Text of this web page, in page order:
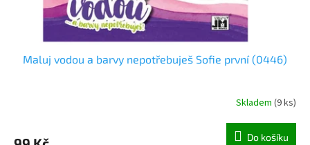
Maluj vodou a barvy nepotřebuješ Sofie první (0446)
Skladem (9 ks)
Do košíku